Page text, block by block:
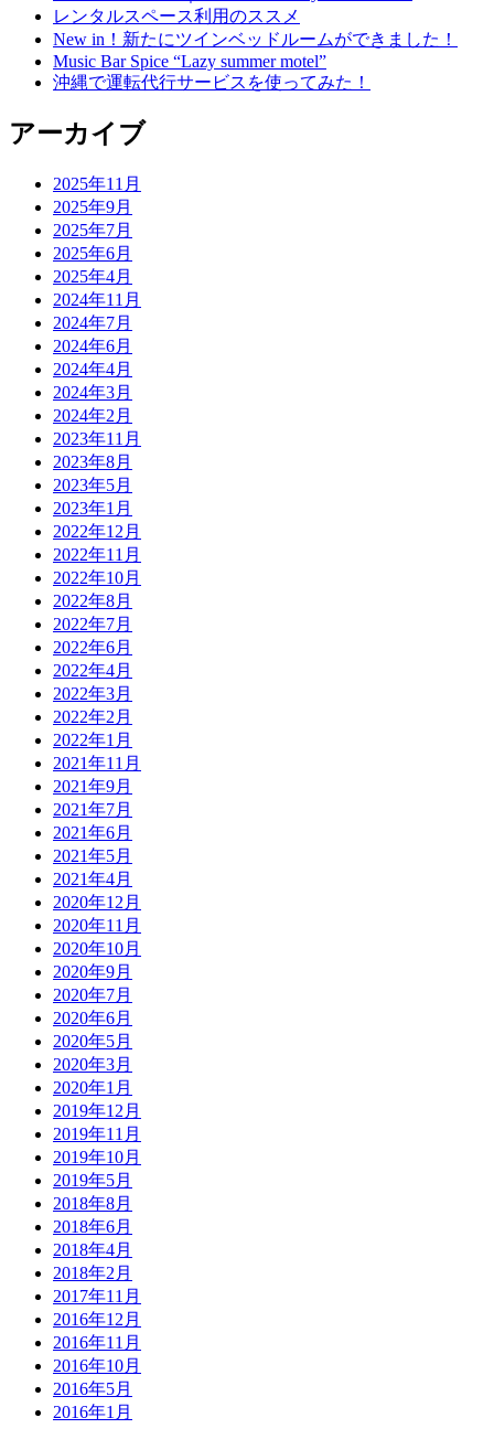
レンタルスペース利用のススメ
New in！新たにツインベッドルームができました！
Music Bar Spice “Lazy summer motel”
沖縄で運転代行サービスを使ってみた！
アーカイブ
2025年11月
2025年9月
2025年7月
2025年6月
2025年4月
2024年11月
2024年7月
2024年6月
2024年4月
2024年3月
2024年2月
2023年11月
2023年8月
2023年5月
2023年1月
2022年12月
2022年11月
2022年10月
2022年8月
2022年7月
2022年6月
2022年4月
2022年3月
2022年2月
2022年1月
2021年11月
2021年9月
2021年7月
2021年6月
2021年5月
2021年4月
2020年12月
2020年11月
2020年10月
2020年9月
2020年7月
2020年6月
2020年5月
2020年3月
2020年1月
2019年12月
2019年11月
2019年10月
2019年5月
2018年8月
2018年6月
2018年4月
2018年2月
2017年11月
2016年12月
2016年11月
2016年10月
2016年5月
2016年1月